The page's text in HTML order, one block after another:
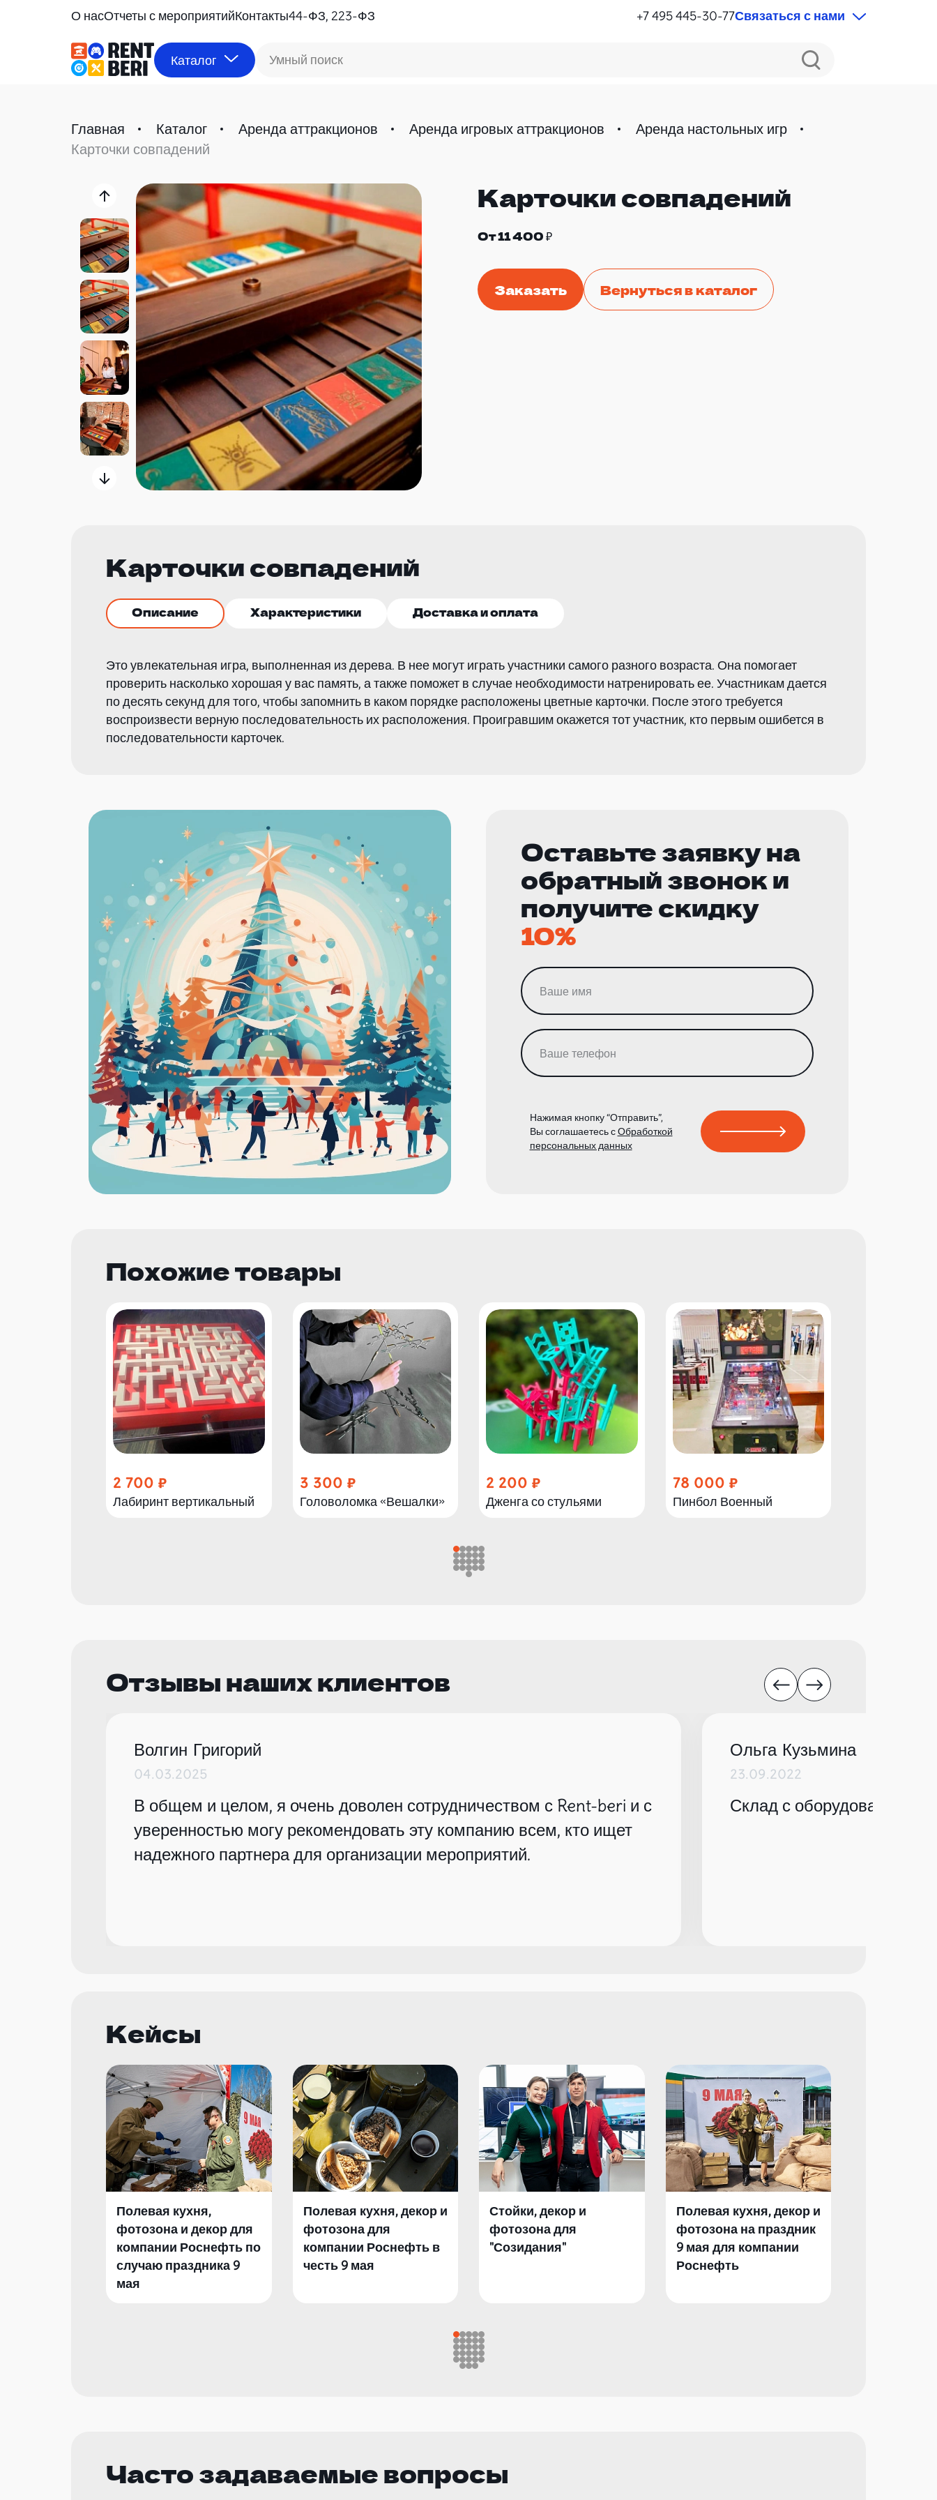
О насОтчеты с мероприятийКонтакты44-ФЗ, 223-ФЗ +7 495 445-30-77Связаться с нами
Каталог Умный поиск
Главная Каталог Аренда аттракционов Аренда игровых аттракционов
Аренда настольных игр
Карточки совпадений
Карточки совпадений
От 11 400 ₽
Заказать Вернуться в каталог
Карточки совпадений
Описание Характеристики Доставка и оплата
Это увлекательная игра, выполненная из дерева. В нее могут играть участники самого разного возраста. Она помогает
проверить насколько хорошая у вас память, а также поможет в случае необходимости натренировать ее. Участникам дается
по десять секунд для того, чтобы запомнить в каком порядке расположены цветные карточки. После этого требуется
воспроизвести верную последовательность их расположения. Проигравшим окажется тот участник, кто первым ошибется в
последовательности карточек.
Оставьте заявку на
обратный звонок и
получите скидку
10%
Нажимая кнопку “Отправить”,
Вы соглашаетесь сОбработкой
персональных данных
Похожие товары
2 700
Лабиринт вертикальный
3 300
Головоломка «Вешалки»
2 200
Дженга со стульями
78 000
Пинбол Военный
Отзывы наших клиентов
Волгин Григорий
04.03.2025
В общем и целом, я очень доволен сотрудничеством с Rent-beri и с
уверенностью могу рекомендовать эту компанию всем, кто ищет
надежного партнера для организации мероприятий.
Ольга Кузьмина
23.09.2022
Склад с оборудованием
Кейсы
Полевая кухня,
фотозона и декор для
компании Роснефть по
случаю праздника 9
мая
Полевая кухня, декор и
фотозона для
компании Роснефть в
честь 9 мая
Стойки, декор и
фотозона для
"Созидания"
Полевая кухня, декор и
фотозона на праздник
9 мая для компании
Роснефть
Часто задаваемые вопросы